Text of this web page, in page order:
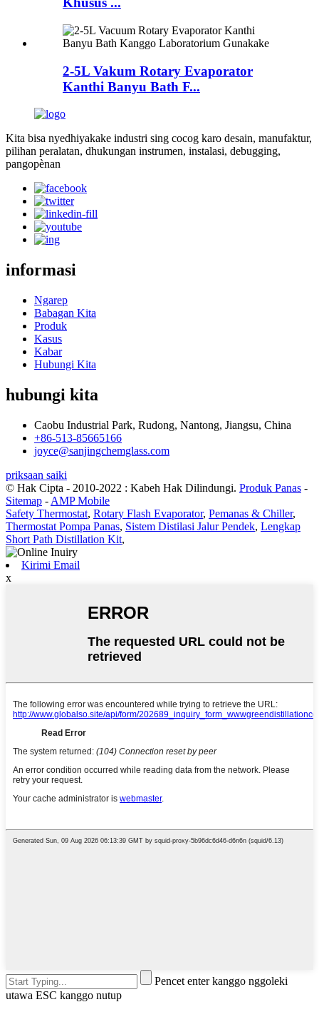
2-5L Vakum Rotary Evaporator
Kanthi Banyu Bath F...
Kita bisa nyedhiyakake industri sing cocog karo desain, manufaktur,
pilihan peralatan, dhukungan instrumen, instalasi, debugging,
pangopènan
informasi
Ngarep
Babagan Kita
Produk
Kasus
Kabar
Hubungi Kita
hubungi kita
Caobu Industrial Park, Rudong, Nantong, Jiangsu, China
+86-513-85665166
joyce@sanjingchemglass.com
priksaan saiki
© Hak Cipta - 2010-2022 : Kabeh Hak Dilindungi. Produk Panas -
Sitemap - AMP Mobile
Safety Thermostat, Rotary Flash Evaporator, Pemanas & Chiller,
Thermostat Pompa Panas, Sistem Distilasi Jalur Pendek, Lengkap
Short Path Distillation Kit,
Kirimi Email
x
Pencet enter kanggo nggoleki
utawa ESC kanggo nutup